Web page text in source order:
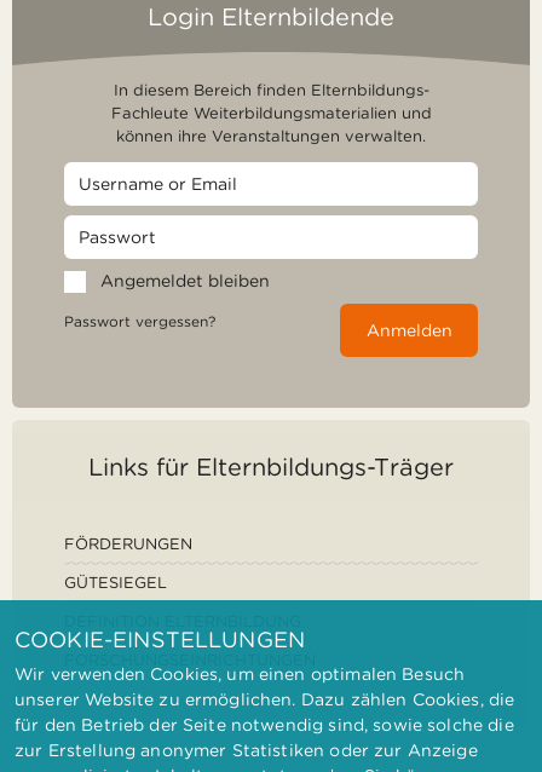
Login Elternbildende
In diesem Bereich finden Elternbildungs-
Fachleute Weiterbildungsmaterialien und
können ihre Veranstaltungen verwalten.
Angemeldet bleiben
Passwort vergessen? Anmelden
Links für Elternbildungs-Träger
FÖRDERUNGEN
GÜTESIEGEL
COOKIE-EINSTELLUNGEN
Wir verwenden Cookies, um einen optimalen Besuch
unserer Website zu ermöglichen. Dazu zählen Cookies, die
für den Betrieb der Seite notwendig sind, sowie solche die
zur Erstellung anonymer Statistiken oder zur Anzeige